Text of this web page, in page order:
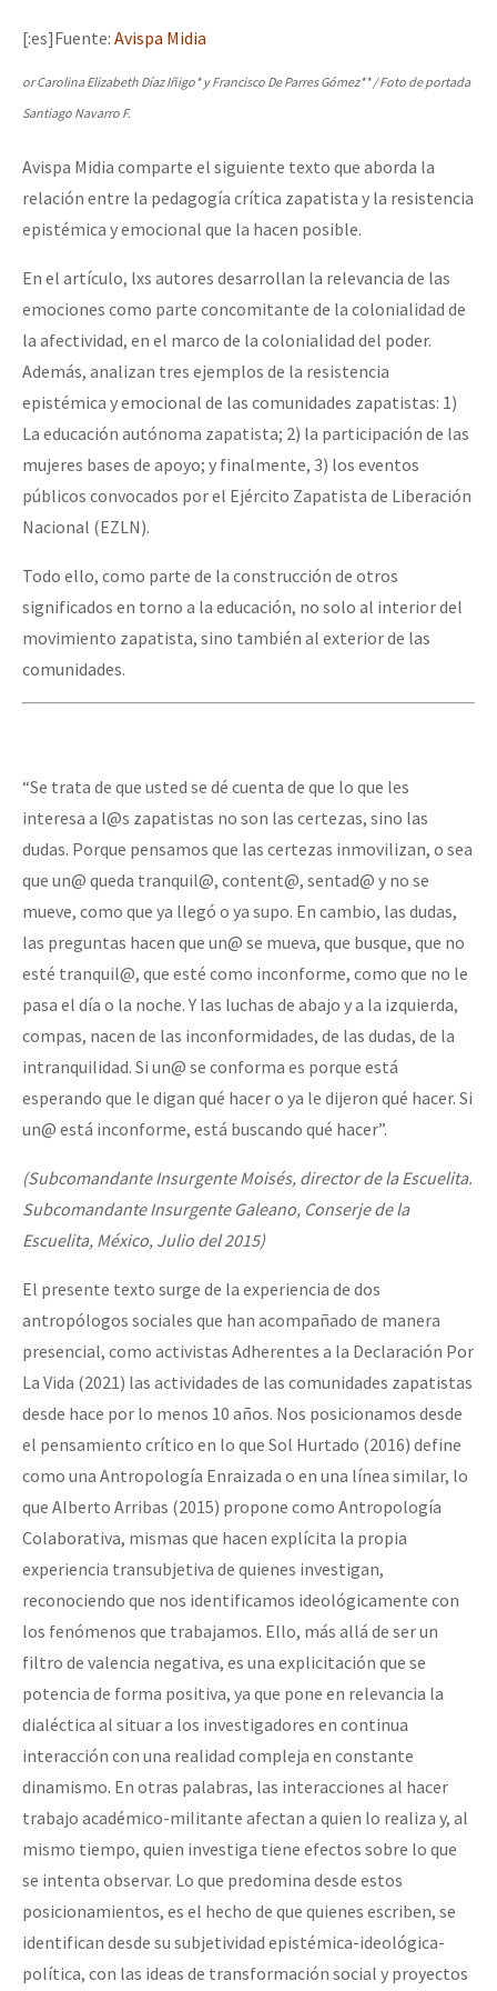
Megaproyectos
Migración
Presos
Mujeres
Niñxs
ETIQUETAS
MULTIMEDIA
Audio
Fotorreportaje
Video
Otras secciones
Semillero Guerra contra la Humanidad. (Las poblaciones y
COVID-19
Eventos
Dia 1: Encontro “Guerra contra a Humanidade”
[CDMX – 20 julio] Jornadas globales por la libertad de Jesús
“Sonhando a Terra do Bem Virá” se publica no Estado Espanhol
Se o México sabe, que o mundo saiba! Nossas lutas pela
[25 abr – CDMX] Tokín por el CNI: 30 años de Resistencia y
[:es]Fuente: Avispa Midia
or Carolina Elizabeth Díaz Iñigo* y Francisco De Parres Gómez**/ Foto de portada
Santiago Navarro F.
Avispa Midia comparte el siguiente texto que aborda la
relación entre la pedagogía crítica zapatista y la resistencia
epistémica y emocional que la hacen posible.
En el artículo, lxs autores desarrollan la relevancia de las
emociones como parte concomitante de la colonialidad de
la afectividad, en el marco de la colonialidad del poder.
Además, analizan tres ejemplos de la resistencia
epistémica y emocional de las comunidades zapatistas: 1)
La educación autónoma zapatista; 2) la participación de las
mujeres bases de apoyo; y finalmente, 3) los eventos
públicos convocados por el Ejército Zapatista de Liberación
Nacional (EZLN).
Todo ello, como parte de la construcción de otros
significados en torno a la educación, no solo al interior del
movimiento zapatista, sino también al exterior de las
comunidades.
“Se trata de que usted se dé cuenta de que lo que les
interesa a l@s zapatistas no son las certezas, sino las
dudas. Porque pensamos que las certezas inmovilizan, o sea
que un@ queda tranquil@, content@, sentad@ y no se
mueve, como que ya llegó o ya supo. En cambio, las dudas,
las preguntas hacen que un@ se mueva, que busque, que no
esté tranquil@, que esté como inconforme, como que no le
pasa el día o la noche. Y las luchas de abajo y a la izquierda,
compas, nacen de las inconformidades, de las dudas, de la
intranquilidad. Si un@ se conforma es porque está
esperando que le digan qué hacer o ya le dijeron qué hacer. Si
un@ está inconforme, está buscando qué hacer”.
(Subcomandante Insurgente Moisés, director de la Escuelita.
Subcomandante Insurgente Galeano, Conserje de la
Escuelita, México, Julio del 2015)
El presente texto surge de la experiencia de dos
antropólogos sociales que han acompañado de manera
presencial, como activistas Adherentes a la Declaración Por
La Vida (2021) las actividades de las comunidades zapatistas
desde hace por lo menos 10 años. Nos posicionamos desde
el pensamiento crítico en lo que Sol Hurtado (2016) define
como una Antropología Enraizada o en una línea similar, lo
que Alberto Arribas (2015) propone como Antropología
Colaborativa, mismas que hacen explícita la propia
experiencia transubjetiva de quienes investigan,
reconociendo que nos identificamos ideológicamente con
los fenómenos que trabajamos. Ello, más allá de ser un
filtro de valencia negativa, es una explicitación que se
potencia de forma positiva, ya que pone en relevancia la
dialéctica al situar a los investigadores en continua
interacción con una realidad compleja en constante
dinamismo. En otras palabras, las interacciones al hacer
trabajo académico-militante afectan a quien lo realiza y, al
mismo tiempo, quien investiga tiene efectos sobre lo que
se intenta observar. Lo que predomina desde estos
posicionamientos, es el hecho de que quienes escriben, se
identifican desde su subjetividad epistémica-ideológica-
política, con las ideas de transformación social y proyectos